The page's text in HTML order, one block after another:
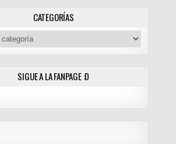
CATEGORÍAS
SIGUE A LA FANPAGE :D